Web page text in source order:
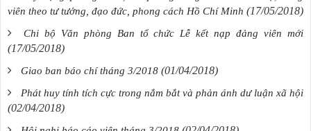
viên theo tư tưởng, đạo đức, phong cách Hồ Chí Minh (17/05/2018)
Chi bộ Văn phòng Ban tổ chức Lễ kết nạp đảng viên mới
(17/05/2018)
Giao ban báo chí tháng 3/2018 (01/04/2018)
Phát huy tính tích cực trong nắm bắt và phản ánh dư luận xã hội
(02/04/2018)